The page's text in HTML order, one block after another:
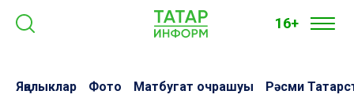
16+
Яңалыклар Фото Матбугат очрашуы Рәсми